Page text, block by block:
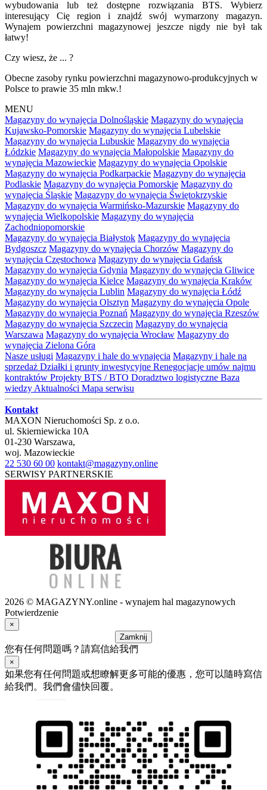
wybudowania lub też dostępne rozwiązania BTS. Wybierz
interesujący Cię region i znajdź swój wymarzony magazyn.
Wynajem powierzchni magazynowej jeszcze nigdy nie był tak
łatwy!
Czy wiesz, że ... ?
Obecne zasoby rynku powierzchni magazynowo-produkcyjnych w
Polsce to prawie 35 mln mkw.!
MENU
Magazyny do wynajęcia Dolnośląskie Magazyny do wynajęcia
Kujawsko-Pomorskie Magazyny do wynajęcia Lubelskie
Magazyny do wynajęcia Lubuskie Magazyny do wynajęcia
Łódzkie Magazyny do wynajęcia Małopolskie Magazyny do
wynajęcia Mazowieckie Magazyny do wynajęcia Opolskie
Magazyny do wynajęcia Podkarpackie Magazyny do wynajęcia
Podlaskie Magazyny do wynajęcia Pomorskie Magazyny do
wynajęcia Śląskie Magazyny do wynajęcia Świętokrzyskie
Magazyny do wynajęcia Warmińsko-Mazurskie Magazyny do
wynajęcia Wielkopolskie Magazyny do wynajęcia
Zachodniopomorskie
Magazyny do wynajęcia Białystok Magazyny do wynajęcia
Bydgoszcz Magazyny do wynajęcia Chorzów Magazyny do
wynajęcia Częstochowa Magazyny do wynajęcia Gdańsk
Magazyny do wynajęcia Gdynia Magazyny do wynajęcia Gliwice
Magazyny do wynajęcia Kielce Magazyny do wynajęcia Kraków
Magazyny do wynajęcia Lublin Magazyny do wynajęcia Łódź
Magazyny do wynajęcia Olsztyn Magazyny do wynajęcia Opole
Magazyny do wynajęcia Poznań Magazyny do wynajęcia Rzeszów
Magazyny do wynajęcia Szczecin Magazyny do wynajęcia
Warszawa Magazyny do wynajęcia Wrocław Magazyny do
wynajęcia Zielona Góra
Nasze usługi Magazyny i hale do wynajęcia Magazyny i hale na
sprzedaż Działki i grunty inwestycyjne Renegocjacje umów najmu
kontraktów Projekty BTS / BTO Doradztwo logistyczne Baza
wiedzy Aktualności Mapa serwisu
Kontakt
MAXON Nieruchomości Sp. z o.o.
ul. Skierniewicka 10A
01-230 Warszawa,
woj. Mazowieckie
22 530 60 00 kontakt@magazyny.online
SERWISY PARTNERSKIE
2026 © MAGAZYNY.online - wynajem hal magazynowych
Potwierdzenie
×
Zamknij
您有任何問題嗎？請寫信給我們
×
如果您有任何問題或想瞭解更多可能的優惠，您可以隨時寫信
給我們。我們會儘快回覆。